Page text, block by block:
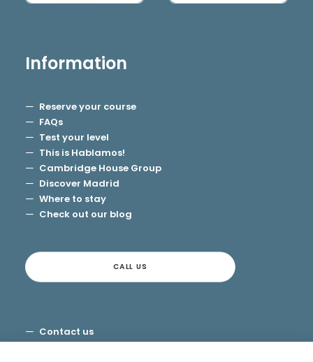
Information
Reserve your course
FAQs
Test your level
This is Hablamos!
Cambridge House Group
Discover Madrid
Where to stay
Check out our blog
CALL US
Contact us